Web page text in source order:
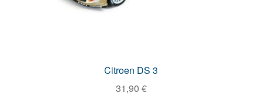
Citroen DS 3
31,90 €